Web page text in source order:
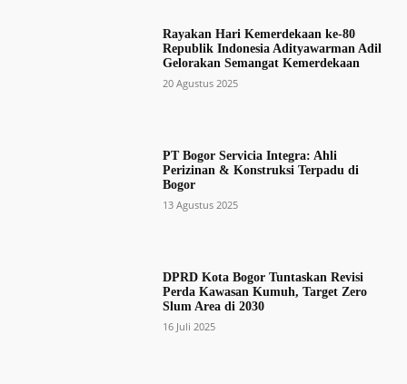
Rayakan Hari Kemerdekaan ke-80
Republik Indonesia Adityawarman Adil
Gelorakan Semangat Kemerdekaan
20 Agustus 2025
PT Bogor Servicia Integra: Ahli
Perizinan & Konstruksi Terpadu di
Bogor
13 Agustus 2025
DPRD Kota Bogor Tuntaskan Revisi
Perda Kawasan Kumuh, Target Zero
Slum Area di 2030
16 Juli 2025